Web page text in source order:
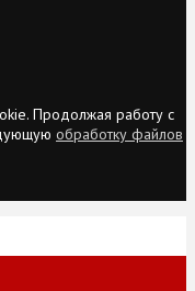
Продолжая работу с
обработку файлов